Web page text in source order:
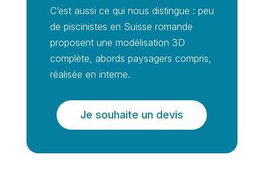
C’est aussi ce qui nous distingue : peu
de piscinistes en Suisse romande
proposent une modélisation 3D
complète, abords paysagers compris,
réalisée en interne.
Je souhaite un devis